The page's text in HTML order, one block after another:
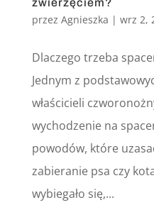
zwierzęciem?
przez Agnieszka | wrz 2,
Dlaczego trzeba
Jednym z
właścicieli
wychodzenie na
powodów, które
zabieranie psa czy
wybiegało się,...